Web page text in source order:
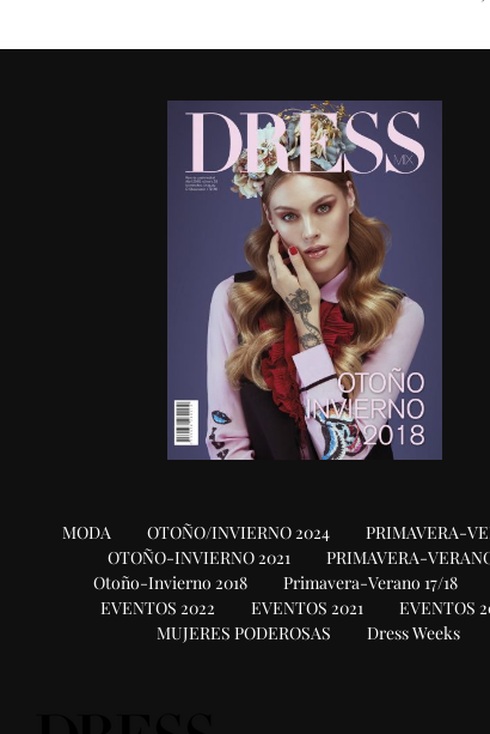
MODA OTOÑO/INVIERNO 2024 PRIMAVERA-
OTOÑO-INVIERNO 2021
PRIMAVERA-
Otoño-Invierno 2018
Primavera-Verano 17/18
EVENTOS 2022
EVENTOS 2021 EVENTOS
MUJERES PODEROSAS
Dress Weeks